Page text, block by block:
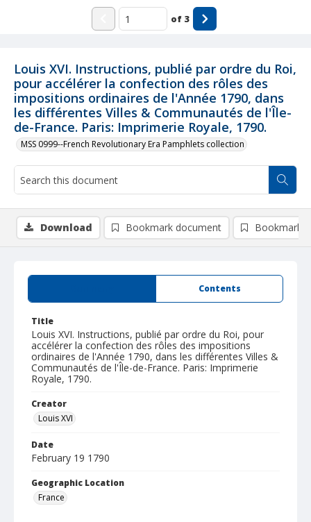
Louis XVI. Instructions, publié par ordre du Roi,
pour accélérer la confection des rôles des
impositions ordinaires de l'Année 1790, dans
les différentes Villes & Communautés de l'Île-
de-France. Paris: Imprimerie Royale, 1790.
MSS 0999--French Revolutionary Era Pamphlets collection
of 3
Contents
Title
Louis XVI. Instructions, publié par ordre du Roi, pour
accélérer la confection des rôles des impositions
ordinaires de l'Année 1790, dans les différentes Villes &
Communautés de l'Île-de-France. Paris: Imprimerie
Royale, 1790.
Creator
Louis XVI
Date
February 19 1790
Geographic Location
France
Download Bookmark document Bookmark